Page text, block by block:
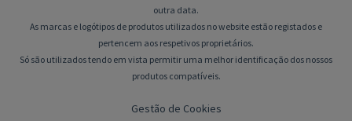
outra data.
As marcas e logótipos de produtos utilizados no website estão registados e
pertencem aos respetivos proprietários.
Só são utilizados tendo em vista permitir uma melhor identificação dos nossos
produtos compatíveis.
Gestão de Cookies